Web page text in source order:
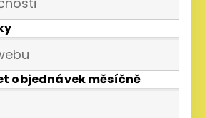
objednávek měsíčně